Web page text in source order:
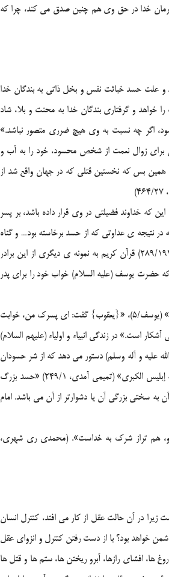
خدا در حق وی هم چنین صدق می کند، چرا که
و علت حسد خباثت نفس و بخل ذاتی به بندگان خدا
و گرفتاری بندگان خدا به محنت و بلا، شاد
اگر چه نسبت به وی هیچ ضرری متصور نباشد.»
حتی برای زوال نعمت از شخص محسود، خود را به آب و
بس که نخستین قتلی که در جهان واقع شد از
که خداوند فضیلتی در وی قرار داده باشد، بر پسر
نتیجه ی عداوتی که از حسد برخاسته بود… و گناه
همه ی آدم کشان را تا روز قیامت به گردن و عهده ی او نهاد». (نهج البلاغه، خطبه ی 289/192) قرآن کریم به نمونه ی دیگری از این برادر
حضرت یوسف (علیه السلام) خواب خود را برای پدر
«قال یا بنی لا تقصص رویاک علی إخوتک فیکیدوا لک کیدا إن الشیطان للإنسان عدو مبین» (یوسف/5)، «{یعقوب} گفت: ای پسرک من، خوابت
است.» در زندگی انبیاء و اولیاء (علیهم السلام)
علیه و آله وسلم) دستور می دهد که از شر حسودان
به خدا و رب فلق پناه ببر. (مکارم شیرازی، نمونه، 464/27) به خاطر این که «الحسد مقنصة إبلیس الکبری» (تمیمی آمدی، 249/1) «حسد بزرگ
به سختی بزرگی آن یا دشوارتر از آن می باشد. امام
هم تراز شرک به خداست». (محمدی ری شهری،
در آن حالت عقل از کار می افتد، کنترل انسان
خواهد بود؟ با از دست رفتن کنترل و انزوای عقل
ها، افشای رازها، آبرو ریختن ها، ستم ها و قتل ها